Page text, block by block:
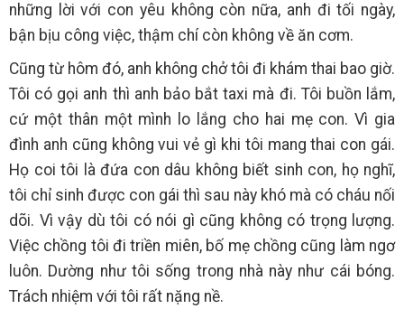
những lời với con yêu không còn nữa, anh đi tối ngày,
bận bịu công việc, thậm chí còn không về ăn cơm.
Cũng từ hôm đó, anh không chở tôi đi khám thai bao giờ.
Tôi có gọi anh thì anh bảo bắt taxi mà đi. Tôi buồn lắm,
cứ một thân một mình lo lắng cho hai mẹ con. Vì gia
đình anh cũng không vui vẻ gì khi tôi mang thai con gái.
Họ coi tôi là đứa con dâu không biết sinh con, họ nghĩ,
tôi chỉ sinh được con gái thì sau này khó mà có cháu nối
dõi. Vì vậy dù tôi có nói gì cũng không có trọng lượng.
Việc chồng tôi đi triền miên, bố mẹ chồng cũng làm ngơ
luôn. Dường như tôi sống trong nhà này như cái bóng.
Trách nhiệm với tôi rất nặng nề.